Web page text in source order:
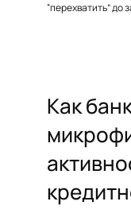
“перехватить” до
Как